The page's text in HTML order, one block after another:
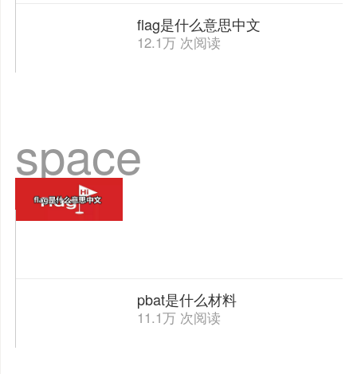
space
flag是什么意思中文
12.1万 次阅读
pbat是什么材料
11.1万 次阅读